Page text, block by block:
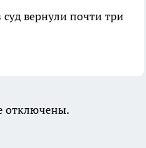
вернули почти три
отключены.